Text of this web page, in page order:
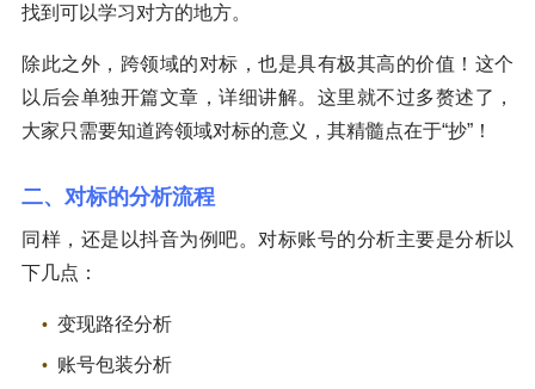
找到可以学习对方的地方。
除此之外，跨领域的对标，也是具有极其高的价值！这个
以后会单独开篇文章，详细讲解。这里就不过多赘述了，
大家只需要知道跨领域对标的意义，其精髓点在于“抄”！
二、对标的分析流程
同样，还是以抖音为例吧。对标账号的分析主要是分析以
下几点：
变现路径分析
账号包装分析